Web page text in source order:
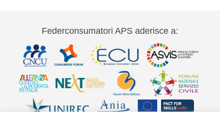
Federconsumatori APS aderisce a: